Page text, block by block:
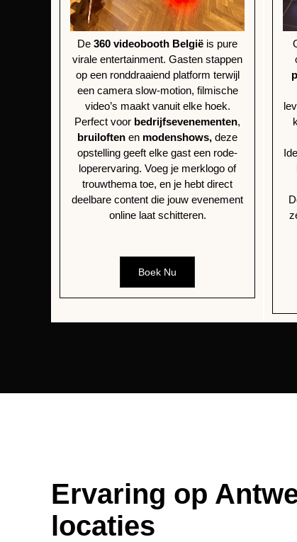
De 360 videobooth België is pure
virale entertainment. Gasten stappen
op een ronddraaiend platform terwijl
een camera slow-motion, filmische
video’s maakt vanuit elke hoek.
Perfect voor bedrijfsevenementen,
bruiloften en modenshows, deze
opstelling geeft elke gast een rode-
loperervaring. Voeg je merklogo of
trouwthema toe, en je hebt direct
deelbare content die jouw evenement
online laat schitteren.
Boek Nu
Ervaring op
locaties